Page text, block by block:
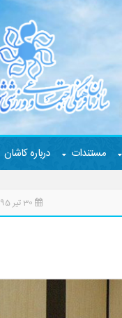
مستندات درباره کاشان